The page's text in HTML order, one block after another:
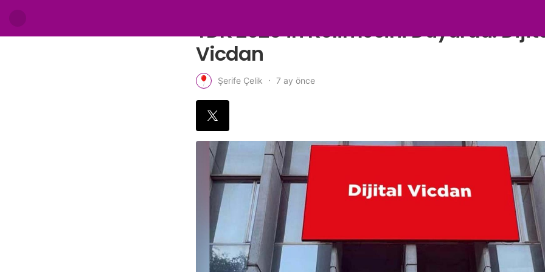
TDK 2025’in Kelimesini Duyurdu:
Vicdan
Şerife Çelik 7 ay önce